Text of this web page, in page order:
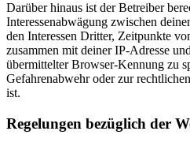
Darüber hinaus ist der Betreiber
Interessenabwägung zwischen
den Interessen Dritter, Zeitpunkte
zusammen mit deiner IP-Adresse
übermittelter Browser-Kennung zu
Gefahrenabwehr oder zur
ist.
Regelungen bezüglich der